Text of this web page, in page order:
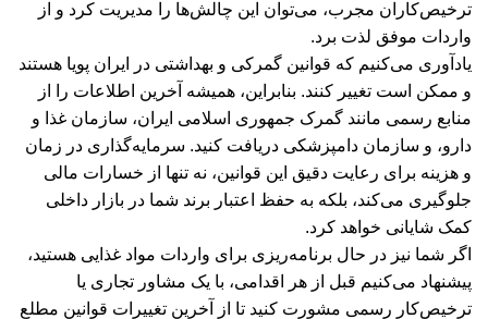
ترخیص‌کاران مجرب، می‌توان این چالش‌ها را مدیریت کرد و از
واردات موفق لذت برد.
یادآوری می‌کنیم که قوانین گمرکی و بهداشتی در ایران پویا هستند
و ممکن است تغییر کنند. بنابراین، همیشه آخرین اطلاعات را از
منابع رسمی مانند گمرک جمهوری اسلامی ایران، سازمان غذا و
دارو، و سازمان دامپزشکی دریافت کنید. سرمایه‌گذاری در زمان
و هزینه برای رعایت دقیق این قوانین، نه تنها از خسارات مالی
جلوگیری می‌کند، بلکه به حفظ اعتبار برند شما در بازار داخلی
کمک شایانی خواهد کرد.
اگر شما نیز در حال برنامه‌ریزی برای واردات مواد غذایی هستید،
پیشنهاد می‌کنیم قبل از هر اقدامی، با یک مشاور تجاری یا
ترخیص‌کار رسمی مشورت کنید تا از آخرین تغییرات قوانین مطلع